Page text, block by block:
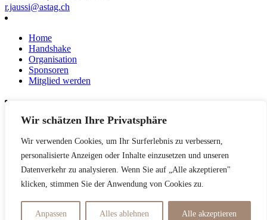
Wir schätzen Ihre Privatsphäre
Wir verwenden Cookies, um Ihr Surferlebnis zu verbessern,
personalisierte Anzeigen oder Inhalte einzusetzen und unseren
Datenverkehr zu analysieren. Wenn Sie auf „Alle akzeptieren"
klicken, stimmen Sie der Anwendung von Cookies zu.
Anpassen Alles ablehnen Alle akzeptieren
r.jaussi@astag.ch
Home
Handshake
Organisation
Sponsoren
Mitglied werden
News
Netzwerk
Kontakt
Datenschutzerklärung